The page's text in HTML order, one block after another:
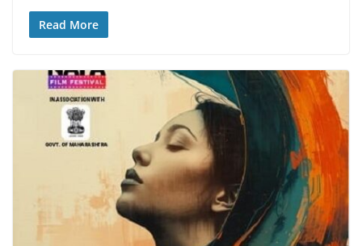
Read More